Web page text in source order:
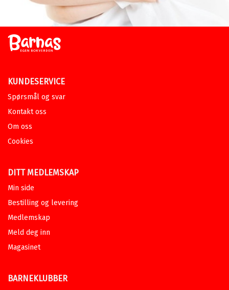
KUNDESERVICE
Spørsmål og svar
Kontakt oss
Om oss
Cookies
DITT MEDLEMSKAP
Min side
Bestilling og levering
Medlemskap
Meld deg inn
Magasinet
BARNEKLUBBER